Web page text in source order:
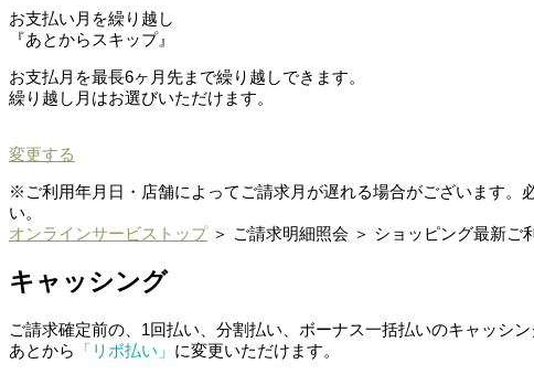
お支払い月を繰り越し
『あとからスキップ』
お支払月を最長6ヶ月先まで繰り越しできます。
繰り越し月はお選びいただけます。
変更する
※ご利用年月日・店舗によってご請求月が遅れる場合がございます。
い。
オンラインサービストップ＞ ご請求明細照会 ＞ ショッピング最新ご
キャッシング
ご請求確定前の、1回払い、分割払い、ボーナス一括払いのキャッシン
あとから
「リボ払い」 に変更いただけます。